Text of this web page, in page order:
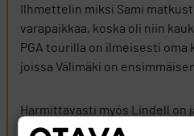
Ilhmettelin miksi Sami
varapaikkaa, koska oli niin
PGA tourilla on ilmeisesti oma
joissa Välimäki on
Harmittavasti myös Lindell on
varasijalle.